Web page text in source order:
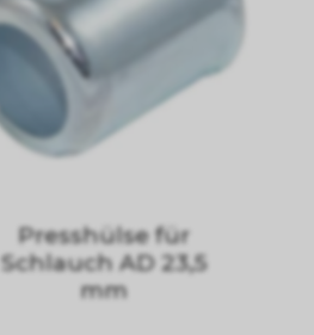
Presshülse für
Schlauch AD 23,5
mm